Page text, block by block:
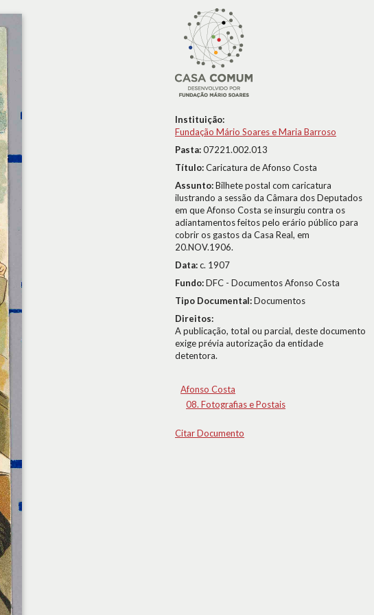
Instituição:
Fundação Mário Soares e Maria Barroso
Pasta:07221.002.013
Título:Caricatura de Afonso Costa
Assunto:Bilhete postal com caricatura
ilustrando a sessão da Câmara dos Deputados
em que Afonso Costa se insurgiu contra os
adiantamentos feitos pelo erário público para
cobrir os gastos da Casa Real, em
20.NOV.1906.
Data:c. 1907
Fundo:DFC - Documentos Afonso Costa
Tipo Documental:Documentos
Direitos:
A publicação, total ou parcial, deste documento
exige prévia autorização da entidade
detentora.
Afonso Costa
08. Fotografias e Postais
Citar Documento